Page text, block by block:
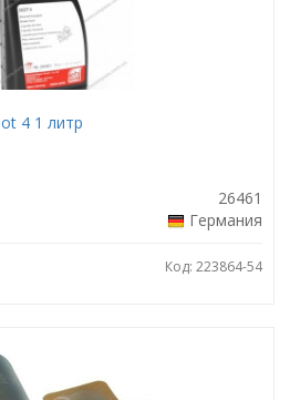
4 1 литр
26461
Германия
Код: 223864-54